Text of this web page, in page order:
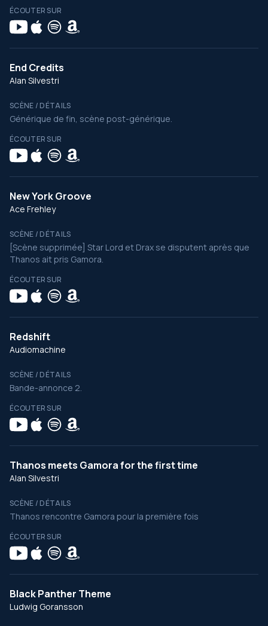
ÉCOUTER SUR
End Credits
Alan Silvestri
SCÈNE / DÉTAILS
Générique de fin, scène post-générique.
ÉCOUTER SUR
New York Groove
Ace Frehley
SCÈNE / DÉTAILS
[Scène supprimée] Star Lord et Drax se disputent après que
Thanos ait pris Gamora.
ÉCOUTER SUR
Redshift
Audiomachine
SCÈNE / DÉTAILS
Bande-annonce 2.
ÉCOUTER SUR
Thanos meets Gamora for the first time
Alan Silvestri
SCÈNE / DÉTAILS
Thanos rencontre Gamora pour la première fois
ÉCOUTER SUR
Black Panther Theme
Ludwig Goransson